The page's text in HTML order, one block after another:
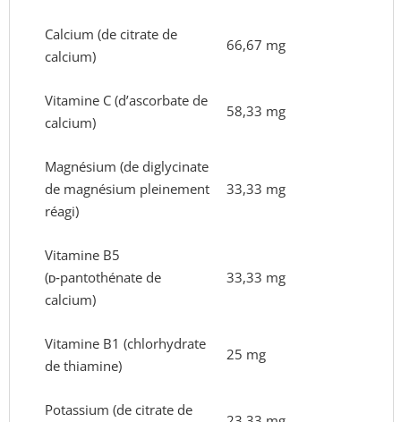
Calcium (de citrate de
calcium)
66,67 mg
Vitamine C (d’ascorbate de
calcium)
58,33 mg
Magnésium (de diglycinate
de magnésium pleinement
réagi)
33,33 mg
Vitamine B5
(ᴅ‑pantothénate de
calcium)
33,33 mg
Vitamine B1 (chlorhydrate
de thiamine)
25 mg
Potassium (de citrate de